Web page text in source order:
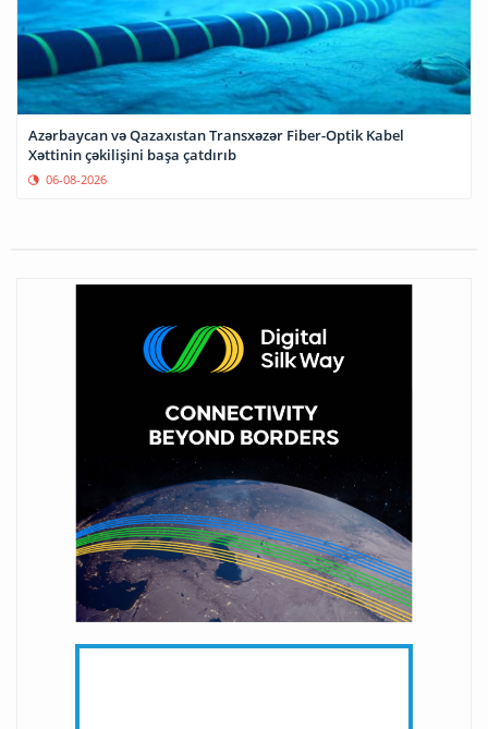
Azərbaycan və Qazaxıstan Transxəzər Fiber-Optik Kabel
Xəttinin çəkilişini başa çatdırıb
06-08-2026